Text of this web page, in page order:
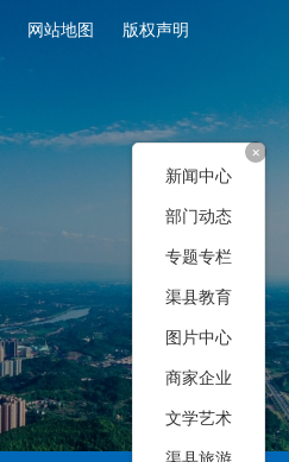
网站地图 版权声明
+
新闻中心
部门动态
专题专栏
渠县教育
图片中心
商家企业
文学艺术